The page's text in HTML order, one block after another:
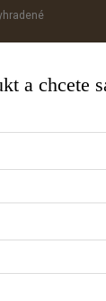
a chcete